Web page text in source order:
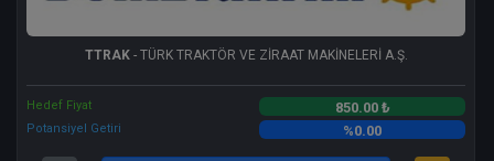
TTRAK- TÜRK TRAKTÖR VE ZİRAAT MAKİNELERİ A.Ş.
Hedef Fiyat 850.00 ₺
Potansiyel Getiri %0.00